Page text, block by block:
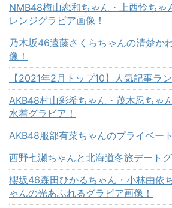
NMB48梅山恋和ちゃん・上西怜ちゃ
レンジグラビア画像！
乃木坂46遠藤さくらちゃんの清楚か
像！
【2021年2月トップ10】人気記事ラ
AKB48村山彩希ちゃん・茂木忍ちゃ
水着グラビア！
AKB48服部有菜ちゃんのプライベー
西野七瀬ちゃんと北海道冬旅デートグ
櫻坂46森田ひかるちゃん・小林由依
ゃんの光あふれるグラビア画像！